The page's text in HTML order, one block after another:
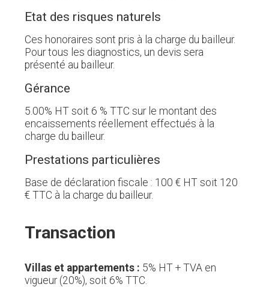
Etat des risques naturels
Ces honoraires sont pris à la charge du bailleur.
Pour tous les diagnostics, un devis sera
présenté au bailleur.
Gérance
5.00% HT soit 6 % TTC sur le montant des
encaissements réellement effectués à la
charge du bailleur.
Prestations particulières
Base de déclaration fiscale : 100 € HT soit 120
€ TTC à la charge du bailleur.
Transaction
Villas et appartements : 5% HT + TVA en
vigueur (20%), soit 6% TTC.